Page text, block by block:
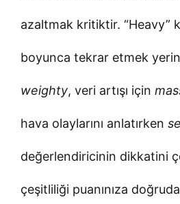
azaltmak kritiktir. “Heavy”
boyunca tekrar etmek
weighty, veri artışı için
hava olaylarını anlatırken
değerlendiricinin dikkatini
çeşitliliği puanınıza